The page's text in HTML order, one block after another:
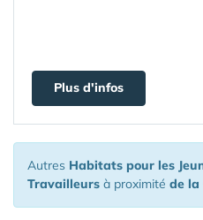
Plus d'infos
Autres Habitats pour les
Travailleurs à proximité de la